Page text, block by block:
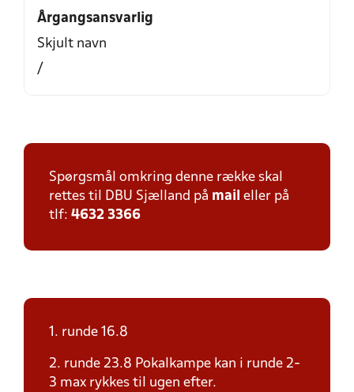
Årgangsansvarlig
Skjult navn
/
Spørgsmål omkring denne række skal
rettes til DBU Sjælland på mail eller på
tlf: 4632 3366
1. runde 16.8
2. runde 23.8 Pokalkampe kan i runde 2-
3 max rykkes til ugen efter.